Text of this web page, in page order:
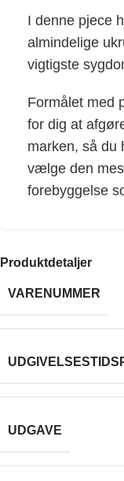
I denne pjece
almindelige
vigtigste
Formålet med
for dig at
marken, så du
vælge den
forebyggelse
Produktdetaljer
VARENUMMER
UDGAVE